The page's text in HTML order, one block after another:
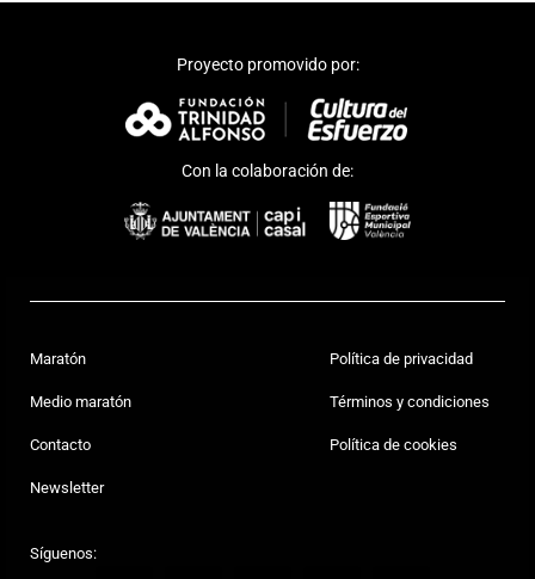
Proyecto promovido por:
Con la colaboración de:
Maratón
Medio maratón
Contacto
Newsletter
Política de privacidad
Términos y condiciones
Política de cookies
Síguenos: